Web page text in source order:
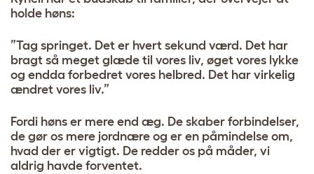
holde høns:
”Tag springet. Det er hvert sekund værd. Det har
bragt så meget glæde til vores liv, øget vores lykke
og endda forbedret vores helbred. Det har virkelig
ændret vores liv.”
Fordi høns er mere end æg. De skaber forbindelser,
de gør os mere jordnære og er en påmindelse om,
hvad der er vigtigt. De redder os på måder, vi
aldrig havde forventet.